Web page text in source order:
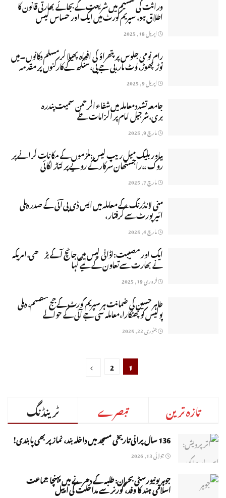
وراثت کی تقسیم میں شریعت کے بجائے بھارتی قانون کا
اطلاق ہو، سپریم کورٹ میں ایک اور حساس کیس
اپریل 18, 2025
رام نومی جلوس پر پتھراؤ کی افواہ پھیلا کر مسلم دکانوں۔میں
توڑ پھوڑ،لوٹ مار،بی جے پی،سنگھ کے کارکنوں پر مقدمہ
اپریل 9, 2025
جامعہ تشددمعاملہ میں شفاء الرحمن سمیت پندرہ
بری،شرجیل امام پر الزامات طے
مارچ 9, 2025
بیاور بلیک میل ریپ کیس:ملزموں کے مکانات گرانے پر
روک ،،راجستھان سرکار کے رویے پر لتاڑ لگائی
مارچ 7, 2025
منی لانڈرنگ کے معاملہ میں ایس ڈی پی آئی کے صدر دہلی
ائیرپورٹ سے گرفتار ،
مارچ 4, 2025
ایک اور مصیبت:اڈانی کیس میں جانچ آگے بڑھی،امریکہ
نے بھارت سے تعاون کے لیے کہا
فروری 19, 2025
طاہر حسین کی ضمانت ہر سپریم کورٹ کے جج منقسم، دہلی
پولیس کو پھٹکارا،معاملہ سی جے آئی کے حوالے
جنوری 22, 2025
1
2
ٹرینڈنگ تبصرے تازہ ترین
136 سال پرانی تاریخی مسجد میں داخلہ بند، نماز پر بھی پابندی!
جولائی 13, 2026
جوہر یونیورسٹی بحران: طلبہ کے دھرنے میں پہنچا جماعت
اسلامی ہند کا وفد، گورنر سے مداخلت کی اپیل